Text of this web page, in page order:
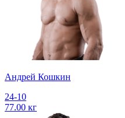
Андрей Кошкин
24-10
77.00 кг